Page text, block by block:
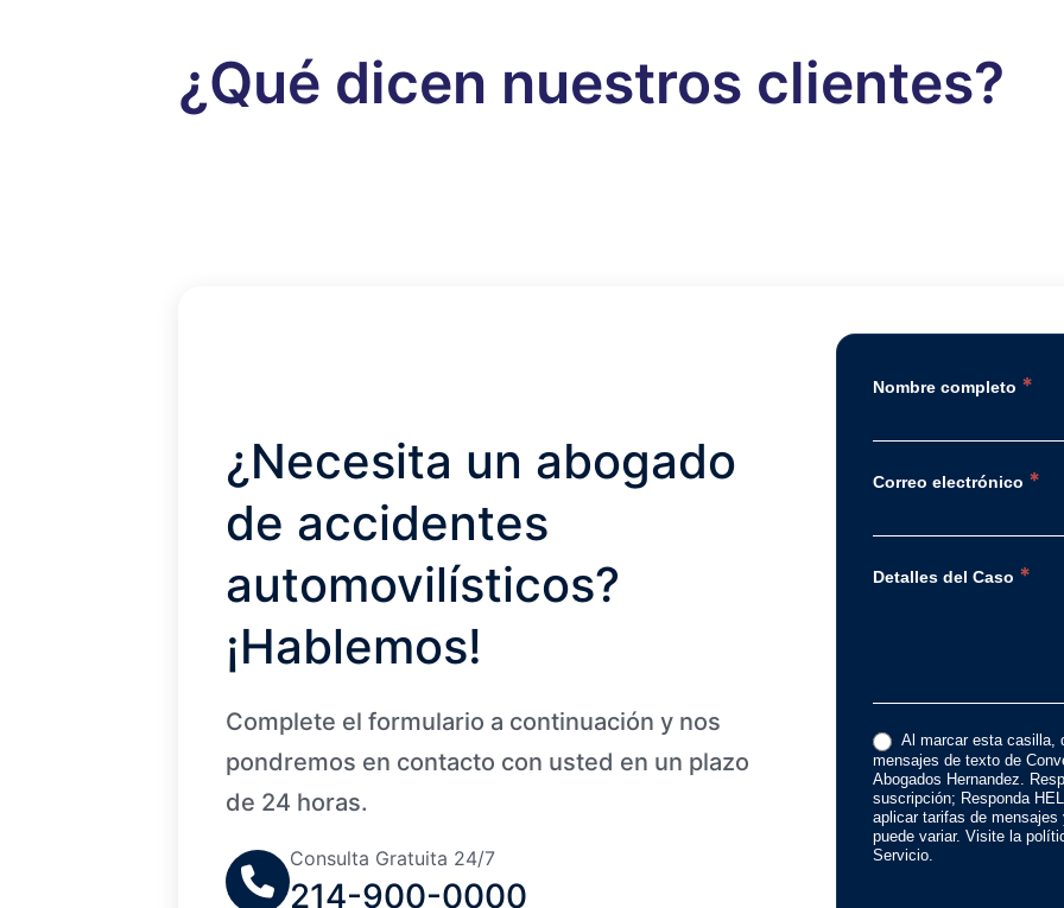
¿Qué dicen nuestros clientes?
¿Necesita un abogado
de accidentes
automovilísticos?
¡Hablemos!
Complete el formulario a continuación y nos
pondremos en contacto con usted en un plazo
de 24 horas.
Consulta Gratuita 24/7
214-900-0000
Nombre completo *
Correo electrónico *
Detalles del Caso *
Al marcar esta casilla,
mensajes de texto de
Abogados Hernandez.
suscripción; Responda
aplicar tarifas de
puede variar. Visite la
Servicio.